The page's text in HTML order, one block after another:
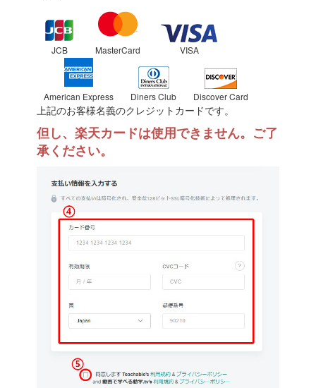
JCB MasterCard VISA
American Express Diners Club Discover Card
上記のお客様名義のクレジットカードです。
但し、楽天カードは使用できません。ご了
承ください。